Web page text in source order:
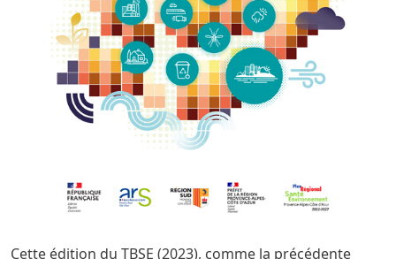
Cette édition du TBSE (2023), comme la précédente